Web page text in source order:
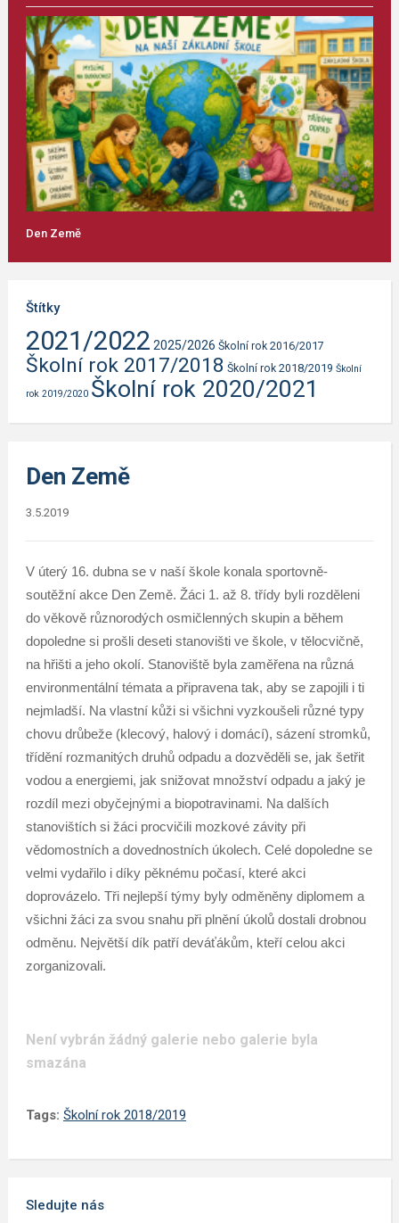
Den Země
Štítky
2021/2022 2025/2026 Školní rok 2016/2017
Školní rok 2017/2018 Školní rok 2018/2019 Školní
rok 2019/2020 Školní rok 2020/2021
Den Země
3.5.2019
V úterý 16. dubna se v naší škole konala sportovně-
soutěžní akce Den Země. Žáci 1. až 8. třídy byli rozděleni
do věkově různorodých osmičlenných skupin a během
dopoledne si prošli deseti stanovišti ve škole, v tělocvičně,
na hřišti a jeho okolí. Stanoviště byla zaměřena na různá
environmentální témata a připravena tak, aby se zapojili i ti
nejmladší. Na vlastní kůži si všichni vyzkoušeli různé typy
chovu drůbeže (klecový, halový i domácí), sázení stromků,
třídění rozmanitých druhů odpadu a dozvěděli se, jak šetřit
vodou a energiemi, jak snižovat množství odpadu a jaký je
rozdíl mezi obyčejnými a biopotravinami. Na dalších
stanovištích si žáci procvičili mozkové závity při
vědomostních a dovednostních úkolech. Celé dopoledne se
velmi vydařilo i díky pěknému počasí, které akci
doprovázelo. Tři nejlepší týmy byly odměněny diplomem a
všichni žáci za svou snahu při plnění úkolů dostali drobnou
odměnu. Největší dík patří deváťákům, kteří celou akci
zorganizovali.
Není vybrán žádný galerie nebo galerie byla
smazána
Tags: Školní rok 2018/2019
Sledujte nás